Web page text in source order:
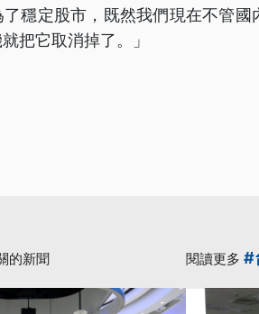
穩定股市，既然我們現在不管
把它取消掉了。」
的新聞 閱讀更多 #